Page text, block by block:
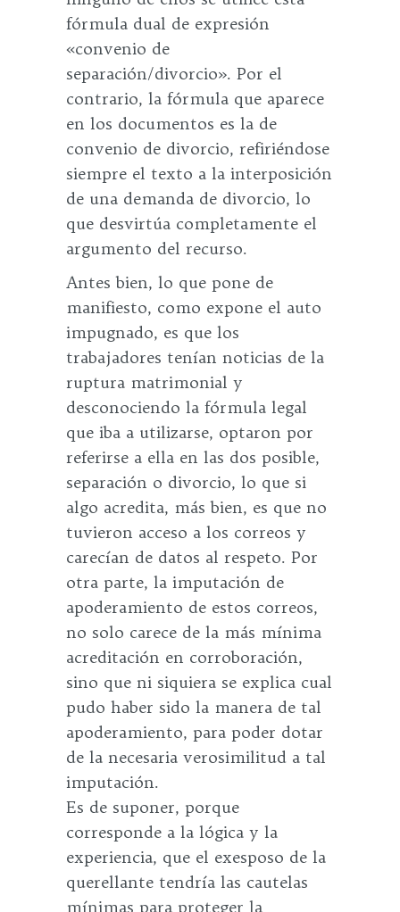
fórmula dual de expresión
«convenio de
separación/divorcio». Por el
contrario, la fórmula que aparece
en los documentos es la de
convenio de divorcio, refiriéndose
siempre el texto a la interposición
de una demanda de divorcio, lo
que desvirtúa completamente el
argumento del recurso.
Antes bien, lo que pone de
manifiesto, como expone el auto
impugnado, es que los
trabajadores tenían noticias de la
ruptura matrimonial y
desconociendo la fórmula legal
que iba a utilizarse, optaron por
referirse a ella en las dos posible,
separación o divorcio, lo que si
algo acredita, más bien, es que no
tuvieron acceso a los correos y
carecían de datos al respeto. Por
otra parte, la imputación de
apoderamiento de estos correos,
no solo carece de la más mínima
acreditación en corroboración,
sino que ni siquiera se explica cual
pudo haber sido la manera de tal
apoderamiento, para poder dotar
de la necesaria verosimilitud a tal
imputación.
Es de suponer, porque
corresponde a la lógica y la
experiencia, que el exesposo de la
querellante tendría las cautelas
mínimas para proteger la